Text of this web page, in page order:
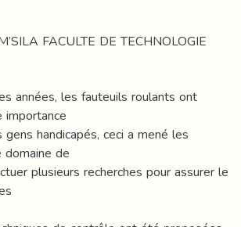
FACULTE DE TECHNOLOGIE
années, les fauteuils roulants ont
importance
handicapés, ceci a mené les
de
plusieurs recherches pour assurer le